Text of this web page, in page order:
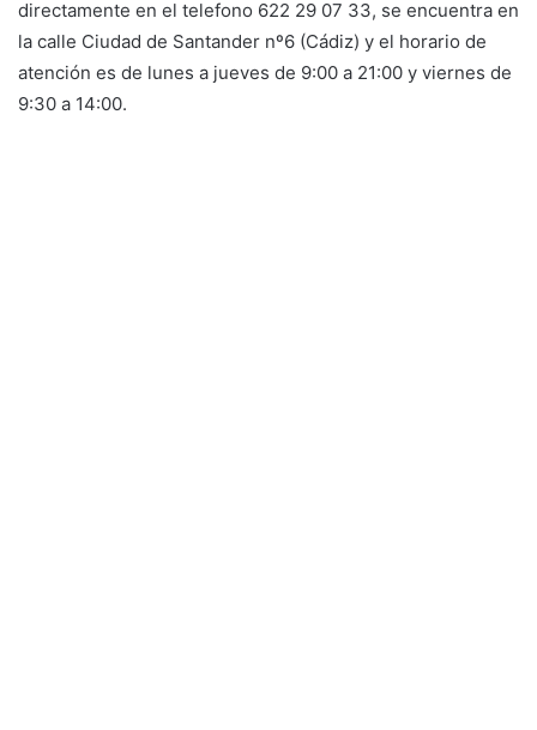
directamente en el telefono 622 29 07 33, se encuentra en
la calle Ciudad de Santander nº6 (Cádiz) y el horario de
atención es de lunes a jueves de 9:00 a 21:00 y viernes de
9:30 a 14:00.